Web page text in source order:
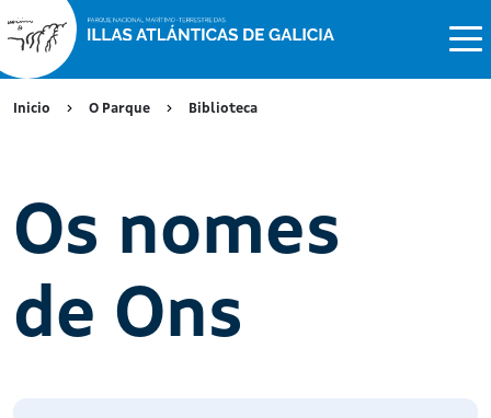
Inicio O Parque Biblioteca
Os nomes
de Ons